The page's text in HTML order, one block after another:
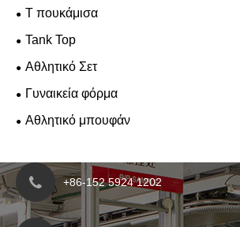
T πουκάμισα
Tank Top
Αθλητικό Σετ
Γυναικεία φόρμα
Αθλητικό μπουφάν
+86-152 5924 1202